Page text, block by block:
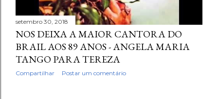
setembro 30, 2018
NOS DEIXA A MAIOR CANTORA DO
BRAIL AOS 89 ANOS - ANGELA MARIA
TANGO PARA TEREZA
Compartilhar Postar um comentário